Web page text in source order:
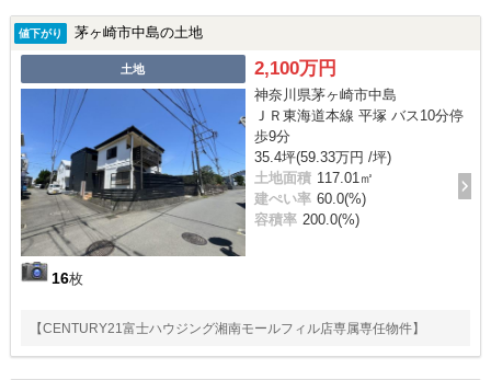
値下がり 茅ヶ崎市中島の土地
土地
16枚
2,100万円
神奈川県茅ヶ崎市中島
ＪＲ東海道本線 平塚 バス10分停
歩9分
35.4坪(59.33万円 /坪)
土地面積 117.01㎡
建ぺい率 60.0(%)
容積率 200.0(%)
【CENTURY21富士ハウジング湘南モールフィル店専属専任物件】